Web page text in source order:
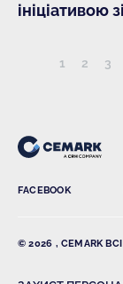
ініціативою
1 2 3
FACEBOOK
© 2026 , CEMARK